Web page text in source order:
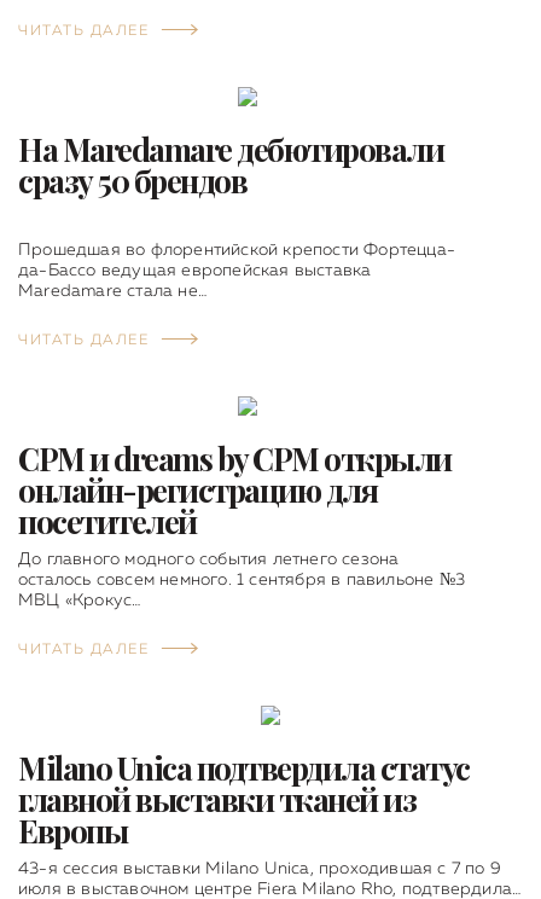
ЧИТАТЬ ДАЛЕЕ
На Maredamare дебютировали
сразу 50 брендов
Прошедшая во флорентийской крепости Фортецца-
да-Бассо ведущая европейская выставка
Maredamare стала не…
ЧИТАТЬ ДАЛЕЕ
CPM и dreams by CPM открыли
онлайн-регистрацию для
посетителей
До главного модного события летнего сезона
осталось совсем немного. 1 сентября в павильоне №3
МВЦ «Крокус…
ЧИТАТЬ ДАЛЕЕ
Milano Unica подтвердила статус
главной выставки тканей из
Европы
43-я сессия выставки Milano Unica, проходившая с 7 по 9
июля в выставочном центре Fiera Milano Rho, подтвердила…